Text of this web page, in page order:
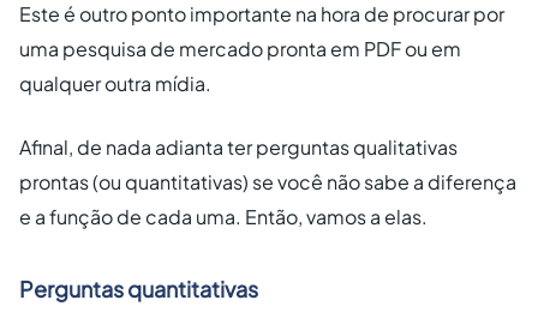
Este é outro ponto importante na hora de procurar por
uma pesquisa de mercado pronta em PDF ou em
qualquer outra mídia.
Afinal, de nada adianta ter perguntas qualitativas
prontas (ou quantitativas) se você não sabe a diferença
e a função de cada uma. Então, vamos a elas.
Perguntas quantitativas